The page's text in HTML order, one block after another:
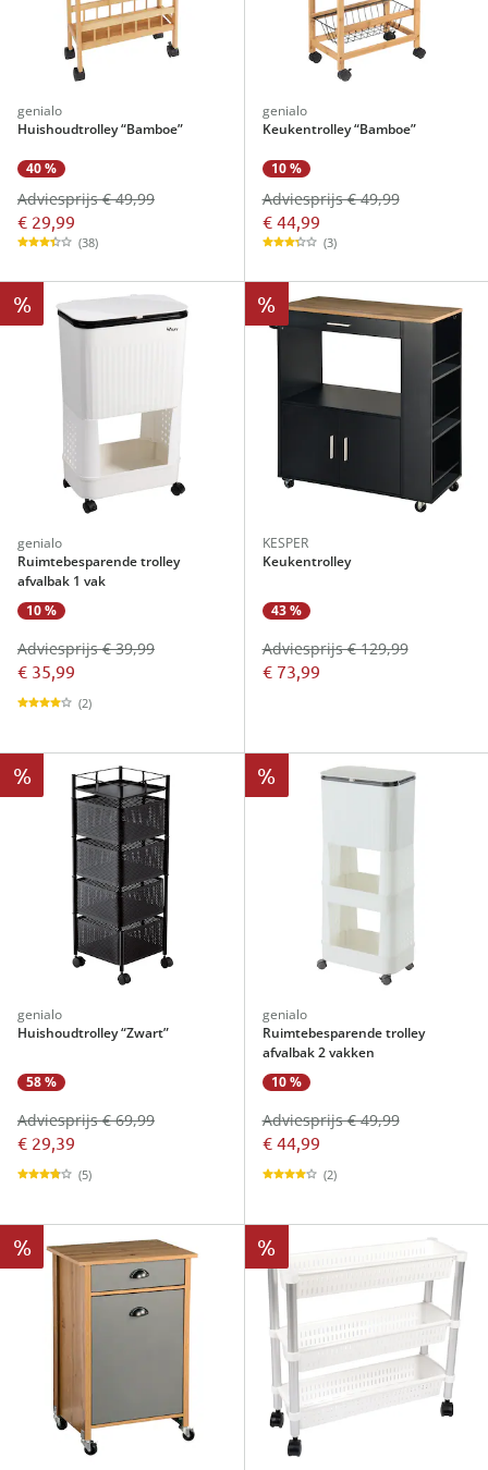
genialo
Huishoudtrolley “Bamboe”
40 %
€ 29,99
Adviesprijs € 49,99
(38)
genialo
Keukentrolley “Bamboe”
10 %
€ 44,99
Adviesprijs € 49,99
(3)
%
genialo
Ruimtebesparende trolley
afvalbak 1 vak
10 %
€ 35,99
Adviesprijs € 39,99
(2)
%
KESPER
Keukentrolley
43 %
€ 73,99
Adviesprijs € 129,99
%
genialo
Huishoudtrolley “Zwart”
58 %
€ 29,39
Adviesprijs € 69,99
(5)
%
genialo
Ruimtebesparende trolley
afvalbak 2 vakken
10 %
€ 44,99
Adviesprijs € 49,99
(2)
% %